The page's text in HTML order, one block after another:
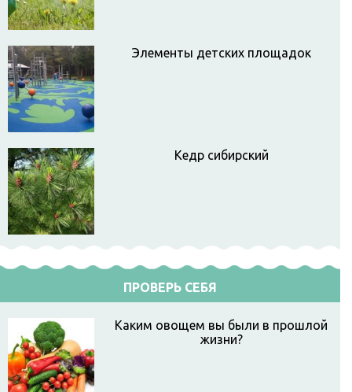
Элементы детских площадок
Кедр сибирский
ПРОВЕРЬ СЕБЯ
Каким овощем вы были в прошлой
жизни?